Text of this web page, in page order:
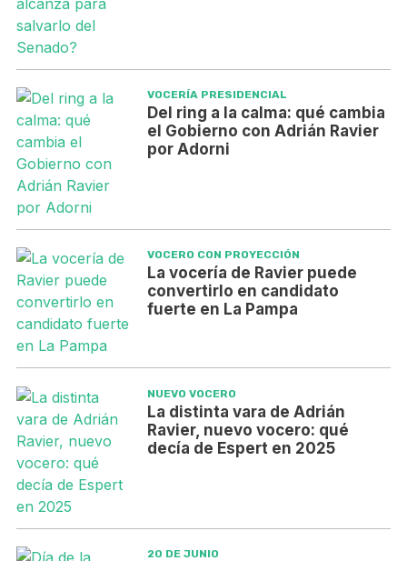
VOCERÍA PRESIDENCIAL
Del ring a la calma: qué cambia
el Gobierno con Adrián Ravier
por Adorni
VOCERO CON PROYECCIÓN
La vocería de Ravier puede
convertirlo en candidato
fuerte en La Pampa
NUEVO VOCERO
La distinta vara de Adrián
Ravier, nuevo vocero: qué
decía de Espert en 2025
20 DE JUNIO